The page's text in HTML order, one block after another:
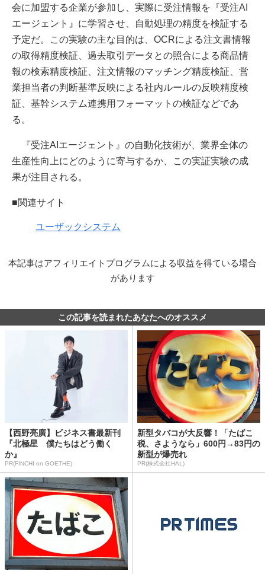
会に加盟する企業が参加し、実際に受注情報を『受注AI
エージェント』に学習させ、自動処理の精度を検証する
予定だ。この実験の主な目的は、OCRによる注文書情報
の取得精度検証、過去取引データとの照合による商品情
報の検索精度検証、注文情報のマッチング精度検証、営
業担当者の判断基準反映による社内ルールの反映精度検
証、基幹システム連携用フォーマットの検証などであ
る。
『受注AIエージェント』の自動化技術が、業界全体の
生産性向上にどのように寄与するか、この実証実験の成
果が注目される。
■関連サイト
ユーザックシステム
本記事はアフィリエイトプログラムによる収益を得ている場合
があります
この記事を読まれたあなたへのオススメ
【西野亮廣】ビジネス書最新刊
『北極星 僕たちはどう働く
か』
PR(FINCHI on GOETHE)
新型タバコが大反響！「たばこ
税、さようなら」600円→83円の
新型が爆売れ
PR(株式会社HAL)